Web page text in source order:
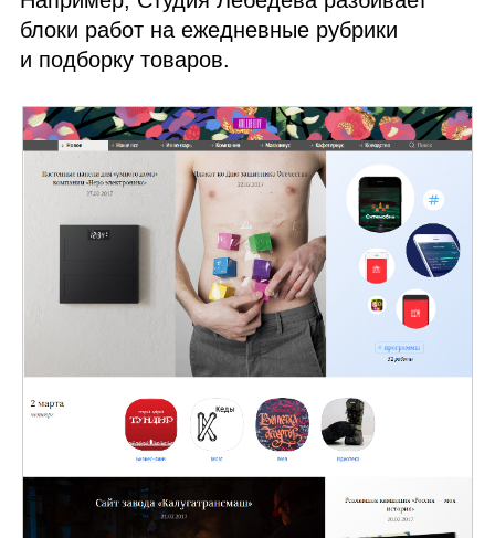
блоки работ на ежедневные рубрики
и подборку товаров.